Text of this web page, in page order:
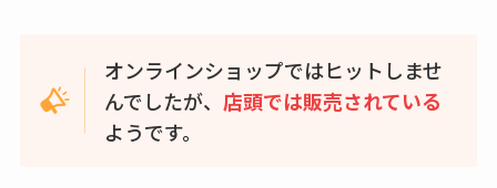
オンラインショップではヒットしませ
んでしたが、 店頭では販売されている
ようです。